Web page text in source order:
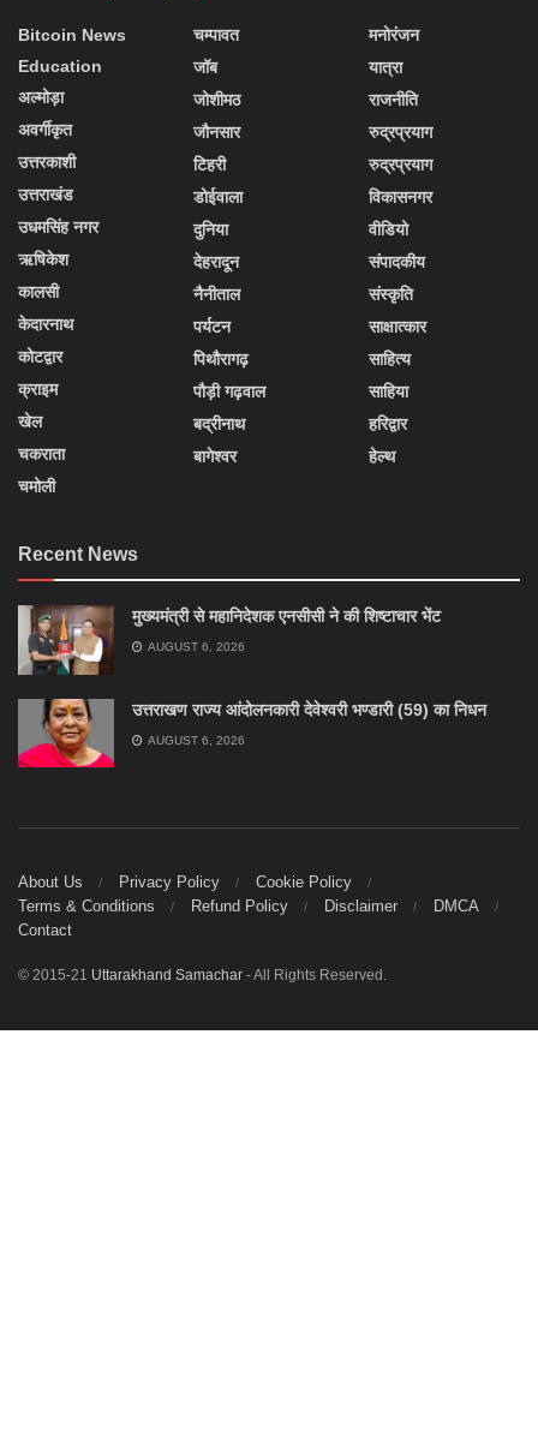
Bitcoin News
Education
अल्मोड़ा
अवर्गीकृत
उत्तरकाशी
उत्तराखंड
उधमसिंह नगर
ऋषिकेश
कालसी
केदारनाथ
कोटद्वार
क्राइम
खेल
चकराता
चमोली
चम्पावत
जॉब
जोशीमठ
जौनसार
टिहरी
डोईवाला
दुनिया
देहरादून
नैनीताल
पर्यटन
पिथौरागढ़
पौड़ी गढ़वाल
बद्रीनाथ
बागेश्वर
मनोरंजन
यात्रा
राजनीति
रुद्रप्रयाग
रुद्रप्रयाग
विकासनगर
वीडियो
संपादकीय
संस्कृति
साक्षात्कार
साहित्य
साहिया
हरिद्वार
हेल्थ
Recent News
मुख्यमंत्री से महानिदेशक एनसीसी ने की शिष्टाचार भेंट
AUGUST 6, 2026
उत्तराखण राज्य आंदोलनकारी देवेश्वरी भण्डारी (59) का निधन
AUGUST 6, 2026
About Us Privacy Policy
Cookie Policy
Terms & Conditions
Refund Policy Disclaimer
DMCA
Contact
© 2015-21 Uttarakhand Samachar - All Rights Reserved.